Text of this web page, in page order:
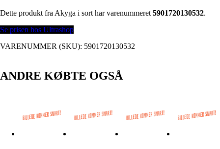
Dette produkt fra Akyga i sort har varenummeret 5901720130532.
Se prisen hos Ultrashop
VARENUMMER (SKU): 5901720130532
ANDRE KØBTE OGSÅ